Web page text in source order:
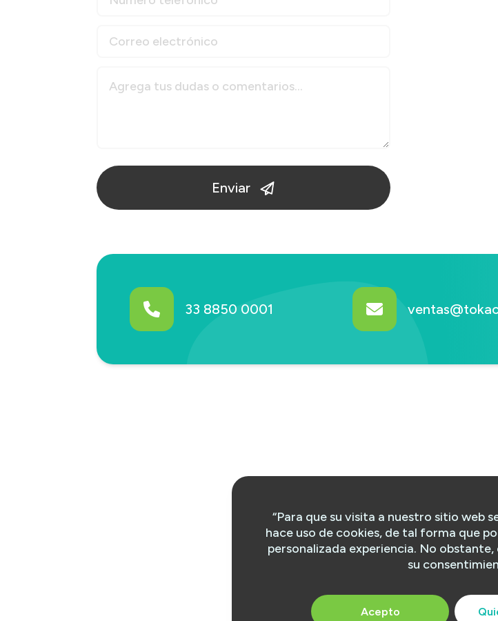
“Para que su visita a nuestro sitio web
hace uso de cookies, de tal forma que
personalizada experiencia. No
su
Acepto
Enviar
33 8850 0001